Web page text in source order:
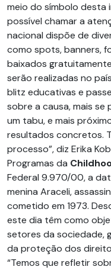
meio do símbolo desta
possível chamar a
nacional dispõe de
como spots, banners,
baixados gratuitamente
serão realizadas no
blitz educativas e
sobre a causa, mais se
um tabu, e mais
resultados concretos.
processo”, diz Erika
Programas da
Federal 9.970/00, a
menina Araceli,
cometido em 1973.
este dia têm como
setores da sociedade,
da proteção dos
“Temos que refletir